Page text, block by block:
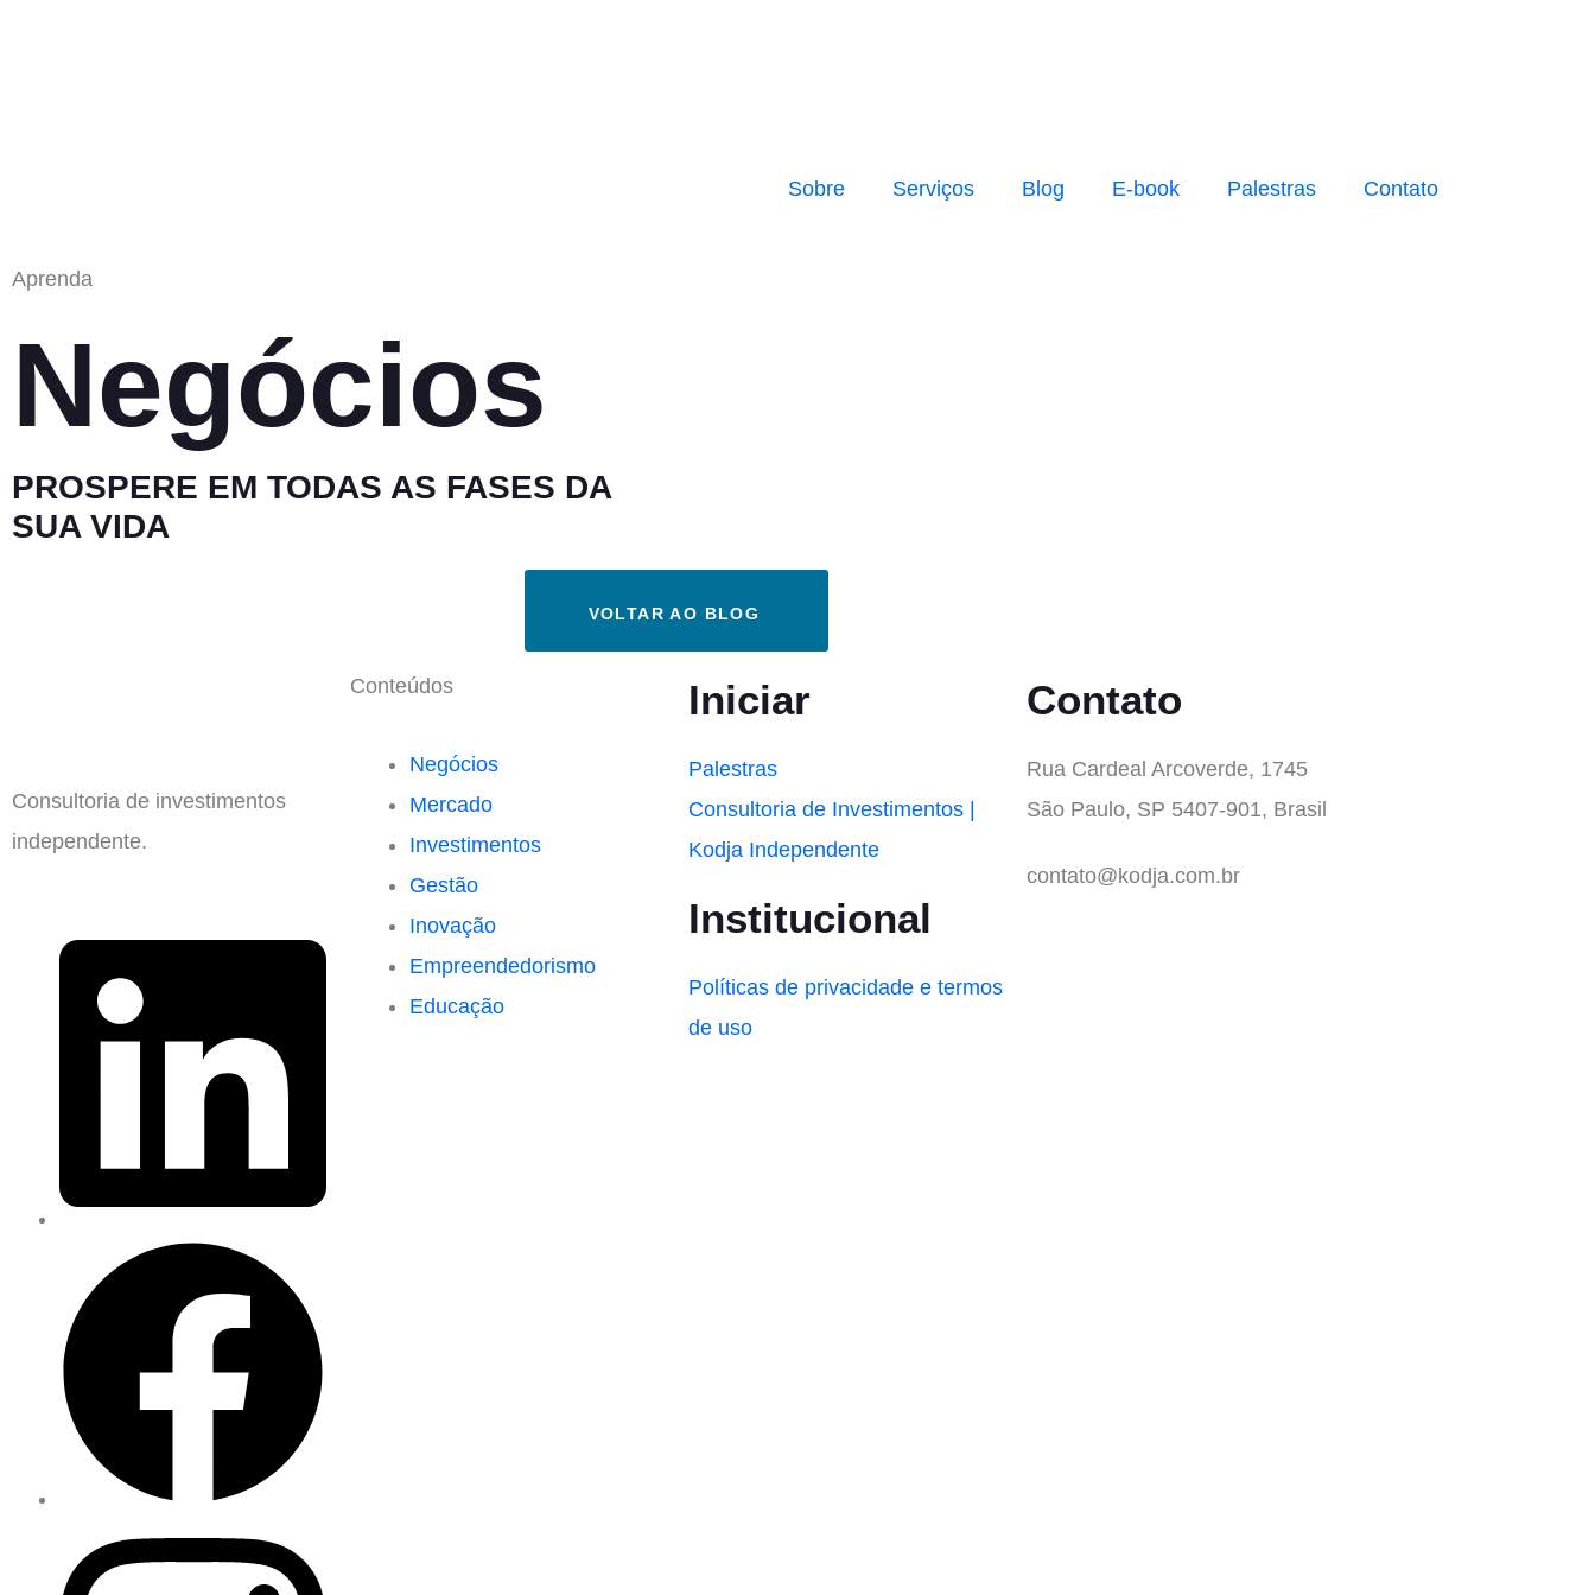
Sobre Serviços Blog E-book Palestras Contato
Aprenda
Negócios
PROSPERE EM TODAS AS FASES DA
SUA VIDA
VOLTAR AO BLOG
Consultoria de investimentos
independente.
Conteúdos
Negócios
Mercado
Investimentos
Gestão
Inovação
Empreendedorismo
Educação
Iniciar
Palestras
Consultoria de Investimentos |
Kodja Independente
Institucional
Políticas de privacidade e termos
de uso
Contato
Rua Cardeal Arcoverde, 1745
São Paulo, SP 5407-901, Brasil
contato@kodja.com.br